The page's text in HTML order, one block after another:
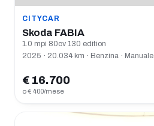
CITYCAR
Skoda FABIA
1.0 mpi 80cv 130 edition
2025 · 20.034 km · Benzina · Manuale
€ 16.700
o € 400/mese